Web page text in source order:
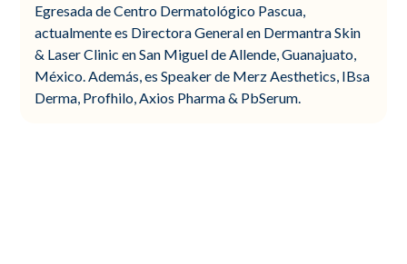
Egresada de Centro Dermatológico Pascua,
actualmente es Directora General en Dermantra Skin
& Laser Clinic en San Miguel de Allende, Guanajuato,
México. Además, es Speaker de Merz Aesthetics, IBsa
Derma, Profhilo, Axios Pharma & PbSerum.